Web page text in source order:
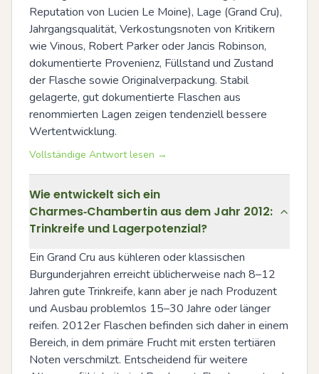
Reputation von Lucien Le Moine), Lage (Grand Cru),
Jahrgangsqualität, Verkostungsnoten von Kritikern
wie Vinous, Robert Parker oder Jancis Robinson,
dokumentierte Provenienz, Füllstand und Zustand
der Flasche sowie Originalverpackung. Stabil
gelagerte, gut dokumentierte Flaschen aus
renommierten Lagen zeigen tendenziell bessere
Wertentwicklung.
Vollständige Antwort lesen →
Wie entwickelt sich ein
Charmes‑Chambertin aus dem Jahr 2012:
Trinkreife und Lagerpotenzial?
Ein Grand Cru aus kühleren oder klassischen
Burgunderjahren erreicht üblicherweise nach 8–12
Jahren gute Trinkreife, kann aber je nach Produzent
und Ausbau problemlos 15–30 Jahre oder länger
reifen. 2012er Flaschen befinden sich daher in einem
Bereich, in dem primäre Frucht mit ersten tertiären
Noten verschmilzt. Entscheidend für weitere